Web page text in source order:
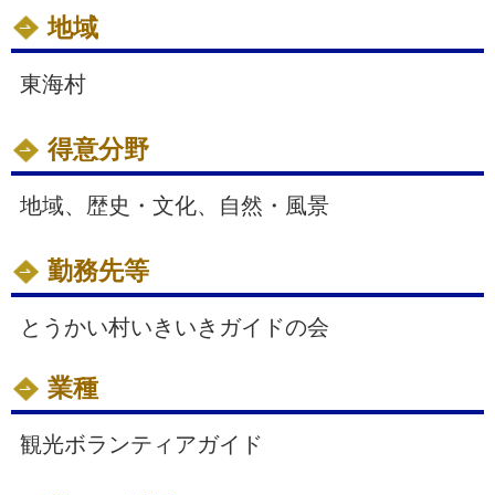
地域
東海村
得意分野
地域、歴史・文化、自然・風景
勤務先等
とうかい村いきいきガイドの会
業種
観光ボランティアガイド